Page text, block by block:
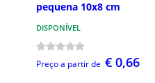
pequena 10x8 cm
DISPONÍVEL
Preço a partir de € 0,66